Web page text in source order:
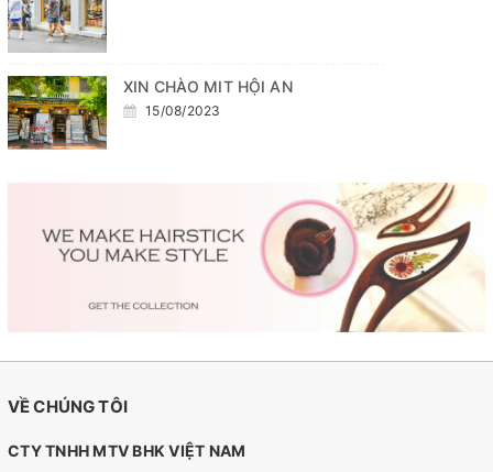
XIN CHÀO MIT HỘI AN
15/08/2023
VỀ CHÚNG TÔI
CTY TNHH MTV BHK VIỆT NAM